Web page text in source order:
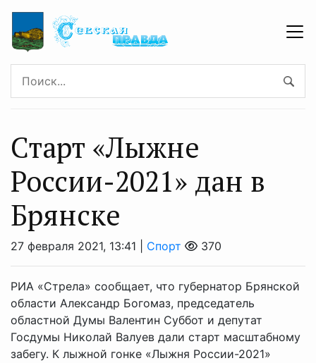
Старт «Лыжне
России-2021» дан в
Брянске
27 февраля 2021, 13:41 | Спорт 370
РИА «Стрела» сообщает, что губернатор Брянской
области Александр Богомаз, председатель
областной Думы Валентин Суббот и депутат
Госдумы Николай Валуев дали старт масштабному
забегу. К лыжной гонке «Лыжня России-2021»